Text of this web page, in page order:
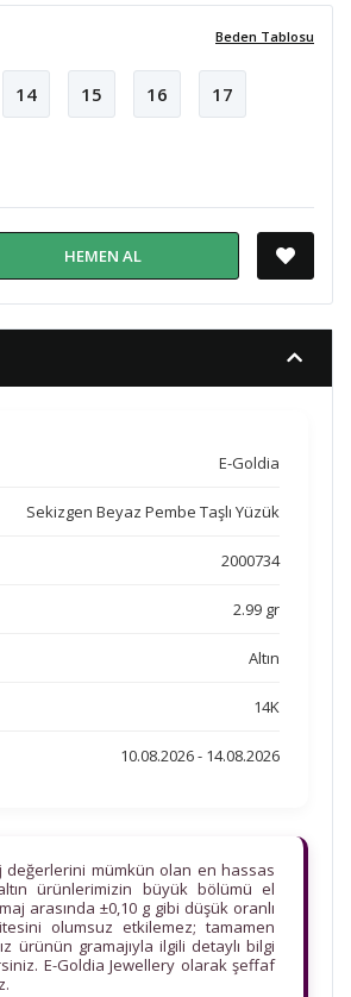
Beden Tablosu
14 15 16 17
HEMEN AL
E-Goldia
Sekizgen Beyaz Pembe Taşlı Yüzük
2000734
2.99 gr
Altın
14K
10.08.2026 - 14.08.2026
mümkün olan en hassas
ürünlerimizin büyük bölümü el
arasında ±0,10 g gibi düşük oranlı
olumsuz etkilemez; tamamen
ürünün gramajıyla ilgili detaylı bilgi
E-Goldia Jewellery olarak şeffaf